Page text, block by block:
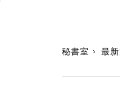
秘書室 最